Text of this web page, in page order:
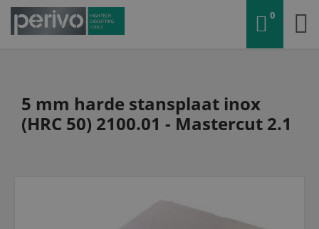
0
5 mm harde stansplaat inox
(HRC 50) 2100.01 - Mastercut 2.1